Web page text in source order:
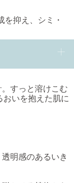
抑え、シミ・
すっと溶けこむ
おいを抱えた肌に
明感のあるいき